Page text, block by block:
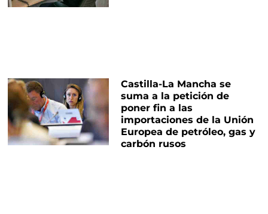
Castilla-La Mancha se
suma a la petición de
poner fin a las
importaciones de la Unión
Europea de petróleo, gas y
carbón rusos